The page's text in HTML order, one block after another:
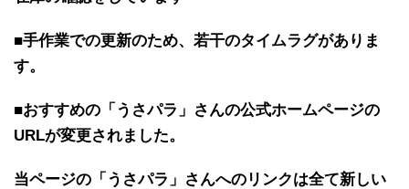
■手作業での更新のため、若干のタイムラグがありま
す。
■おすすめの「うさパラ」さんの公式ホームページの
URLが変更されました。
当ページの「うさパラ」さんへのリンクは全て新しい